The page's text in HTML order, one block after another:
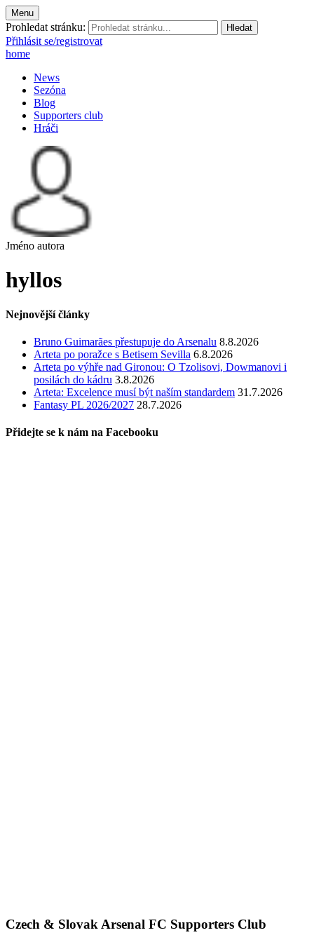
Menu
Prohledat stránku:
Přihlásit se/registrovat
home
News
Sezóna
Blog
Supporters club
Hráči
Jméno autora
hyllos
Nejnovější články
Bruno Guimarães přestupuje do Arsenalu 8.8.2026
Arteta po poražce s Betisem Sevilla 6.8.2026
Arteta po výhře nad Gironou: O Tzolisovi, Dowmanovi i
posilách do kádru 3.8.2026
Arteta: Excelence musí být naším standardem 31.7.2026
Fantasy PL 2026/2027 28.7.2026
Přidejte se k nám na Facebooku
Czech & Slovak Arsenal FC Supporters Club